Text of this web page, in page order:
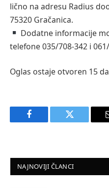
lično na adresu Radius
75320 Gračanica.
Dodatne informacije
telefone 035/708-342 i
Oglas ostaje otvoren 15
Facebook Twitter
NAJNOVIJI ČLANCI